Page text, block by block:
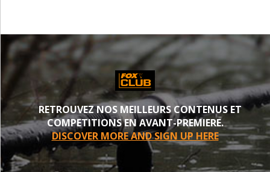
RETROUVEZ NOS MEILLEURS CONTENUS ET
COMPETITIONS EN AVANT-PREMIERE.
DISCOVER MORE AND SIGN UP HERE